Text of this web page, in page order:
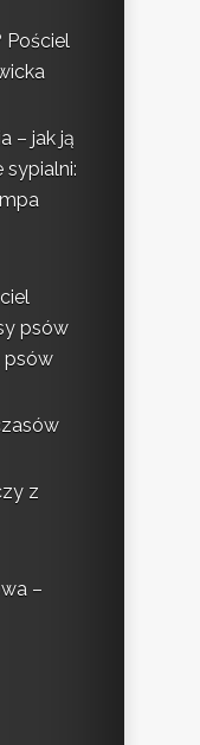
Pościel
– jak ją
sypialni:
psów
psów
z
–